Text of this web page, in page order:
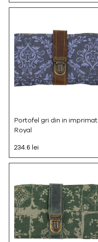
Portofel gri din in imprimat
Royal
234.6 lei